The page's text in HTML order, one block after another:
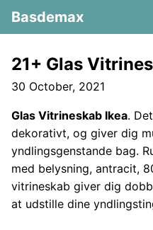
Basdemax
21+ Glas
30 October, 2021
Glas Vitrineskab Ikea.
dekorativt, og giver dig
yndlingsgenstande bag.
med belysning, antracit,
vitrineskab giver dig
at udstille dine